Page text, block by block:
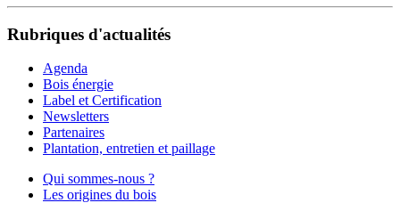
Rubriques d'actualités
Agenda
Bois énergie
Label et Certification
Newsletters
Partenaires
Plantation, entretien et paillage
Qui sommes-nous ?
Les origines du bois